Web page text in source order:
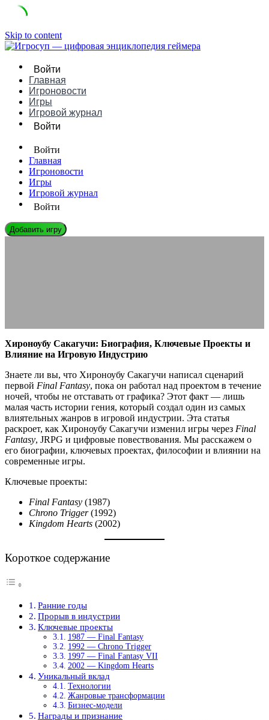
Skip to content
Войти
Главная
Игроновости
Игры
Игровой журнал
Войти
Войти
Главная
Игроновости
Игры
Игровой журнал
Войти
Добавить игру
Хироноубу Сакагучи: Биография, Ключевые Проекты и
Влияние на Игровую Индустрию
Знаете ли вы, что Хироноубу Сакагучи написал сценарий
первой Final Fantasy, пока он работал над проектом в течение
ночей, чтобы не отставать от графика? Этот факт — лишь
малая часть истории гения, который создал один из самых
влиятельных жанров в игровой индустрии. Эта статья
раскроет, как Хироноубу Сакагучи изменил игры через Final
Fantasy, JRPG и цифровые повествования. Мы расскажем о
его биографии, ключевых проектах, философии и влиянии на
современные игры.
Ключевые проекты:
Final Fantasy (1987)
Chrono Trigger(1992)
Kingdom Hearts (2002)
Короткое содержание
Ранние годы
Прорыв в индустрии
Ключевые проекты
1987 — Final Fantasy
1992 — Chrono Trigger
1997 — Final Fantasy VII
2002 — Kingdom Hearts
Уникальный вклад
Технологии
Жанровые трансформации
Бизнес-модели
Награды и признание